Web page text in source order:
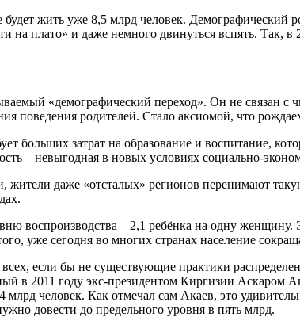
жить уже 8,5 млрд человек. Демографический
на плато» и даже немного двинуться вспять.
«демографический переход». Он не связан
поведения родителей. Стало аксиомой, что
больших затрат на образование и воспитание,
– невыгодная в новых условиях социально-
даже «отсталых» регионов перенимают
воспроизводства – 2,1 ребёнка на одну
уже сегодня во многих странах население
если бы не существующие практики
в 2011 году экс-президентом Киргизии Аскаром
человек. Как отмечал сам Акаев, это
довести до предельного уровня в пять млрд.